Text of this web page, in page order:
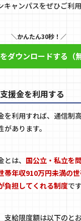
ャンパスをぜひご利用
かんたん30秒！
ダウンロードする（無
援金を利用する
を利用すれば、通信制
あります。
は、 国公立・私立を
帯年収910万円未満の
負担してくれる制度です
給限度額は以下のとお